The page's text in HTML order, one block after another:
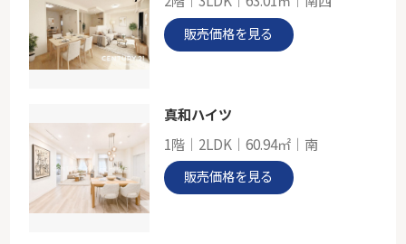
-
96.47㎡
神奈川県横浜市緑区長津田町
販売価格を見る
真和ハイツ
1階｜2LDK｜60.94㎡｜南
販売価格を見る